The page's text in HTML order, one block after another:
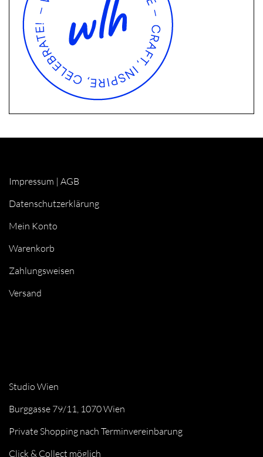
Impressum | AGB
Datenschutzerklärung
Mein Konto
Warenkorb
Zahlungsweisen
Versand
Studio Wien
Burggasse 79/11, 1070 Wien
Private Shopping nach Terminvereinbarung
Click & Collect möglich